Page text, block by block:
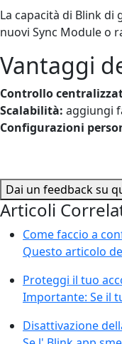
La capacità di Blink
nuovi Sync Module o
Vantaggi
Controllo
Scalabilità: aggiungi
Configurazioni
Dai un feedback su
Articoli
Come faccio a
Questo articolo
Proteggi il tuo
Importante: Se il
Disattivazione